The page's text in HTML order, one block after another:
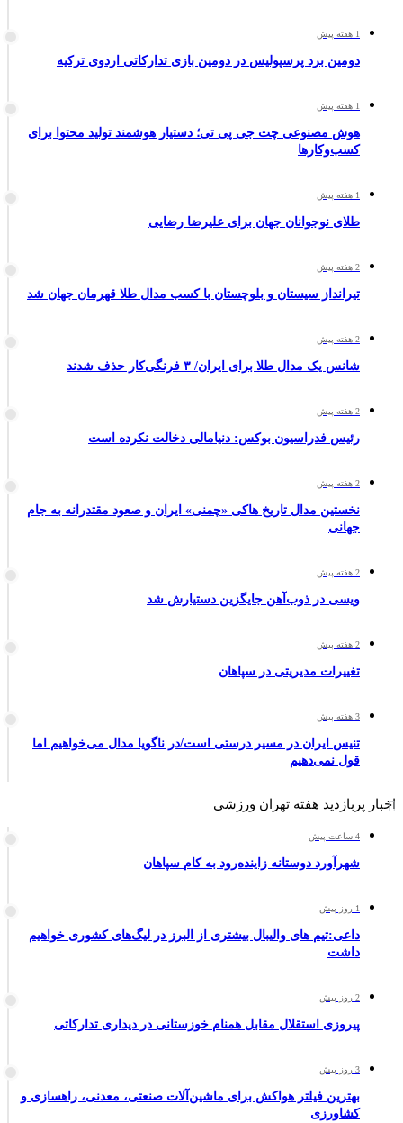
1 هفته پیش
دومین برد پرسپولیس در دومین بازی تدارکاتی اردوی ترکیه
1 هفته پیش
هوش مصنوعی چت جی پی تی؛ دستیار هوشمند تولید محتوا برای
کسب‌وکارها
1 هفته پیش
طلای نوجوانان جهان برای علیرضا رضایی
2 هفته پیش
تیرانداز سیستان و بلوچستان با کسب مدال طلا قهرمان جهان شد
2 هفته پیش
شانس یک مدال طلا برای ایران/ ۳ فرنگی‌کار حذف شدند
2 هفته پیش
رئیس فدراسیون بوکس: دنیامالی دخالت نکرده است
2 هفته پیش
نخستین مدال تاریخ هاکی «چمنی» ایران و صعود مقتدرانه به جام
جهانی
2 هفته پیش
ویسی در ذوب‌آهن جایگزین دستیارش شد
2 هفته پیش
تغییرات مدیریتی در سپاهان
3 هفته پیش
تنیس ایران در مسیر درستی است/در ناگویا مدال می‌خواهیم اما
قول نمی‌دهیم
اخبار پربازدید هفته تهران ورزشی
4 ساعت پیش
شهرآورد دوستانه زاینده‌رود به کام سپاهان
1 روز پیش
داعی:تیم های والیبال بیشتری از البرز در لیگ‌های کشوری خواهیم
داشت
2 روز پیش
پیروزی استقلال مقابل همنام خوزستانی در دیداری تدارکاتی
3 روز پیش
بهترین فیلتر هواکش برای ماشین‌آلات صنعتی، معدنی، راهسازی و
کشاورزی